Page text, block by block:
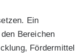
Ein
Bereichen
Fördermittel